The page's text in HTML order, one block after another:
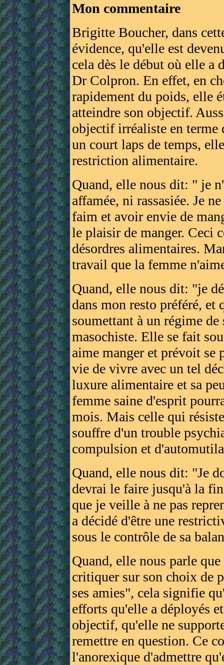
Mon commentaire
Brigitte Boucher, dans
évidence, qu'elle est
cela dès le début où elle a
Dr Colpron. En effet, en
rapidement du poids, elle
atteindre son objectif.
objectif irréaliste en terme
un court laps de temps,
restriction alimentaire.
Quand, elle nous dit: " je
affamée, ni rassasiée. Je
faim et avoir envie de
le plaisir de manger. Ceci
désordres alimentaires.
travail que la femme
Quand, elle nous dit: "je
dans mon resto préféré, et
soumettant à un régime
masochiste. Elle se fait
aime manger et prévoit se
vie de vivre avec un tel
luxure alimentaire et sa
femme saine d'esprit
mois. Mais celle qui
souffre d'un trouble
compulsion et
Quand, elle nous dit: "Je
devrai le faire jusqu'à la
que je veille à ne pas
a décidé d'être une
sous le contrôle de sa
Quand, elle nous parle
critiquer sur son choix de
ses amies", cela signifie
efforts qu'elle a déployés
objectif, qu'elle ne
remettre en question. Ce
l'anorexique d'admettre